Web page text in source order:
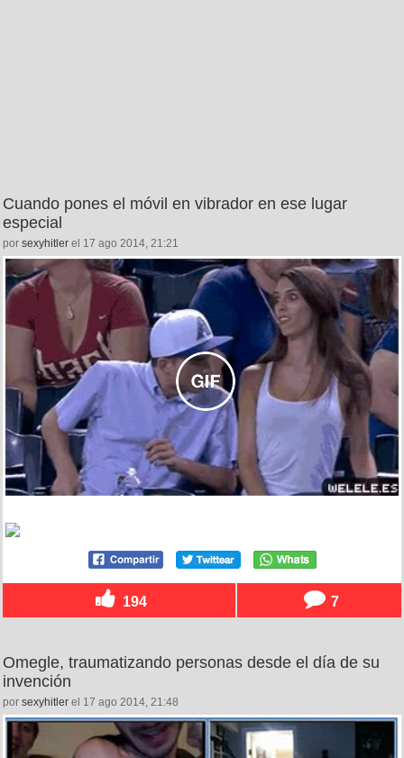
Cuando pones el móvil en vibrador en ese lugar
especial
por sexyhitler el 17 ago 2014, 21:21
194 7
Omegle, traumatizando personas desde el día de su
invención
por sexyhitler el 17 ago 2014, 21:48